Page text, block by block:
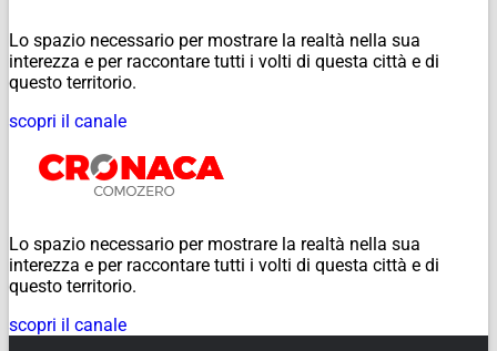
Lo spazio necessario per mostrare la realtà nella sua
interezza e per raccontare tutti i volti di questa città e di
questo territorio.
scopri il canale
Lo spazio necessario per mostrare la realtà nella sua
interezza e per raccontare tutti i volti di questa città e di
questo territorio.
scopri il canale